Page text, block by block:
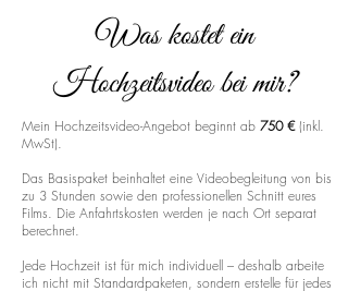
Was kostet ein
Hochzeitsvideo bei mir?
Mein Hochzeitsvideo-Angebot beginnt ab 750 € (inkl.
MwSt).
Das Basispaket beinhaltet eine Videobegleitung von bis
zu 3 Stunden sowie den professionellen Schnitt eures
Films. Die Anfahrtskosten werden je nach Ort separat
berechnet.
Jede Hochzeit ist für mich individuell – deshalb arbeite
ich nicht mit Standardpaketen, sondern erstelle für jedes